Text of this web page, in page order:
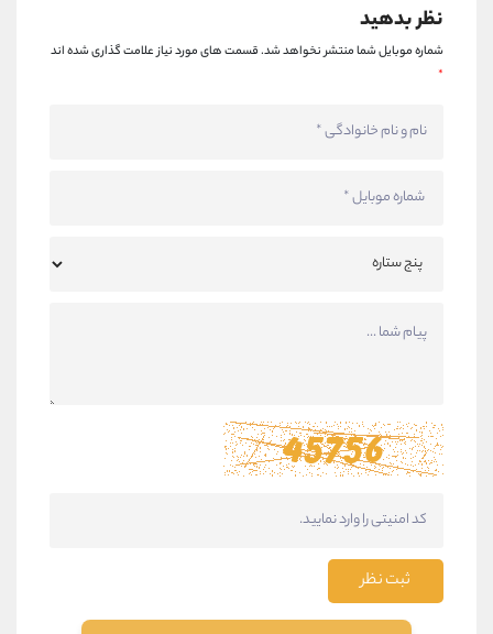
نظر بدهید
شماره موبایل شما منتشر نخواهد شد.قسمت های مورد نیاز علامت گذاری شده اند
*
ثبت نظر